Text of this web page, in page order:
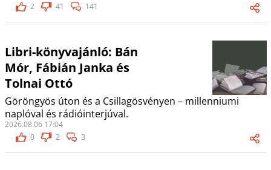
2
41 141
Libri-könyvajánló: Bán
Mór, Fábián Janka és
Tolnai Ottó
Göröngyös úton és a Csillagösvényen – millenniumi
naplóval és rádióinterjúval.
2026.08.06 17:04
0
2 3